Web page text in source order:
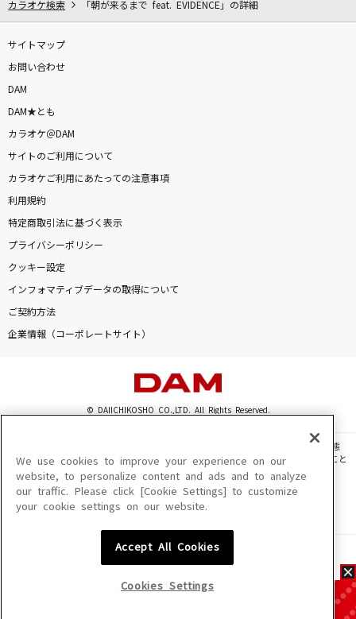
カラオケ検索 「朝が来るまで feat. EVIDENCE」の詳細
サイトマップ
お問い合わせ
DAM
DAM★とも
カラオケ＠DAM
サイトのご利用について
カラオケご利用にあたっての注意事項
利用規約
特定商取引法に基づく表示
プライバシーポリシー
クッキー設定
インフォマティブデータの取得について
ご契約方法
企業情報（コーポレートサイト）
© DAIICHIKOSHO CO.,LTD. All Rights Reserved.
このサイトに掲載されている一切の文章・画像・写真・動画・音声等を、手段や形態
を問わず、著作権法の定める範囲を超えて無断で複製、転載、ファイル化などすること
を禁じます。
楽曲及びコンテンツは、機種によりご利用いただけない場合があります。
楽曲及びコンテンツの配信日、配信内容が変更になる場合があります。
We use cookies to improve your experience on our
website, to personalize content and ads and to analyze
our traffic. Please click [Cookie Settings] to customize
your cookie settings on our website.
Accept All Cookies
Cookies Settings